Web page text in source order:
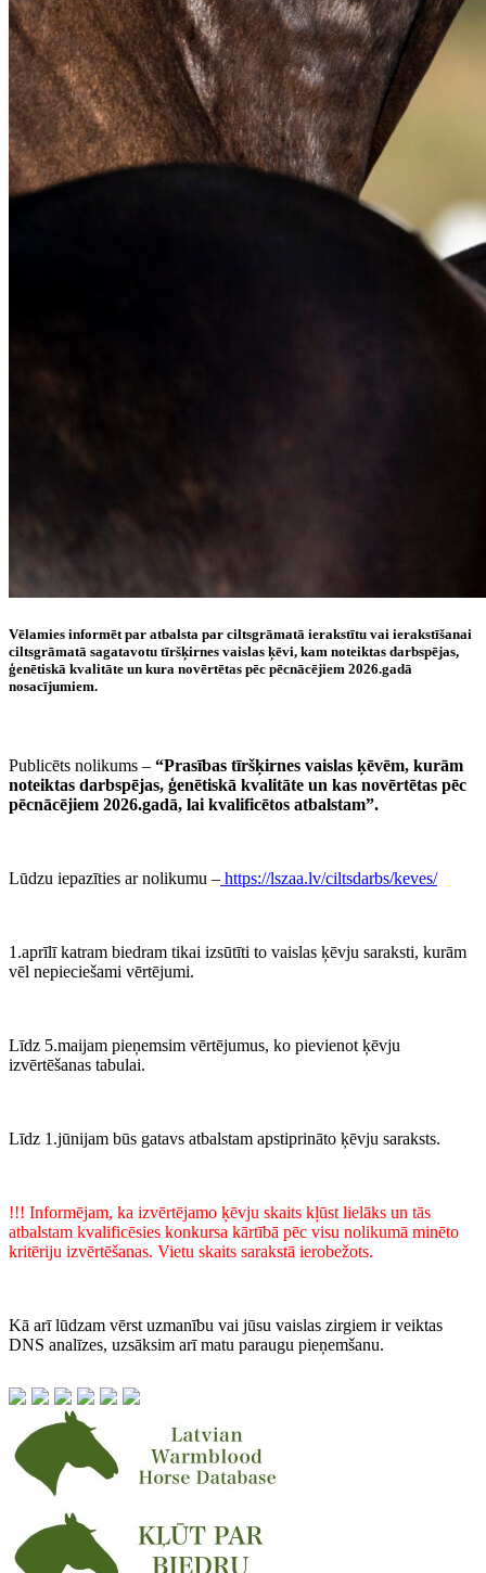
Vēlamies informēt par atbalsta par ciltsgrāmatā ierakstītu vai ierakstīšanai
ciltsgrāmatā sagatavotu tīršķirnes vaislas ķēvi, kam noteiktas darbspējas,
ģenētiskā kvalitāte un kura novērtētas pēc pēcnācējiem 2026.gadā
nosacījumiem.
Publicēts nolikums – “Prasības tīršķirnes vaislas ķēvēm, kurām
noteiktas darbspējas, ģenētiskā kvalitāte un kas novērtētas pēc
pēcnācējiem 2026.gadā, lai kvalificētos atbalstam”.
Lūdzu iepazīties ar nolikumu – https://lszaa.lv/ciltsdarbs/keves/
1.aprīlī katram biedram tikai izsūtīti to vaislas ķēvju saraksti, kurām
vēl nepieciešami vērtējumi.
Līdz 5.maijam pieņemsim vērtējumus, ko pievienot ķēvju
izvērtēšanas tabulai.
Līdz 1.jūnijam būs gatavs atbalstam apstiprināto ķēvju saraksts.
!!! Informējam, ka izvērtējamo ķēvju skaits kļūst lielāks un tās
atbalstam kvalificēsies konkursa kārtībā pēc visu nolikumā minēto
kritēriju izvērtēšanas. Vietu skaits sarakstā ierobežots.
Kā arī lūdzam vērst uzmanību vai jūsu vaislas zirgiem ir veiktas
DNS analīzes, uzsāksim arī matu paraugu pieņemšanu.